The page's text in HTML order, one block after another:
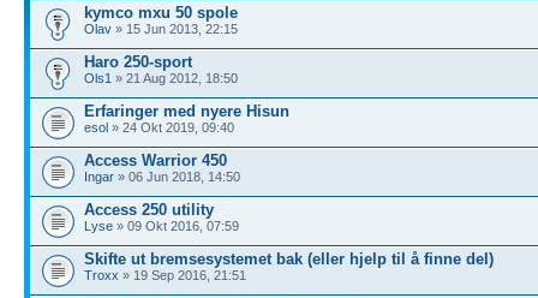
kymco mxu 50 spole
Olav » 15 Jun 2013, 22:15
Haro 250-sport
Ols1 » 21 Aug 2012, 18:50
Erfaringer med nyere Hisun
esol » 24 Okt 2019, 09:40
Access Warrior 450
Ingar » 06 Jun 2018, 14:50
Access 250 utility
Lyse » 09 Okt 2016, 07:59
Skifte ut bremsesystemet bak (eller hjelp til å finne del)
Troxx » 19 Sep 2016, 21:51